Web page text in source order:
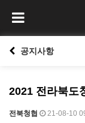
공지사항
2021 전라북도
전북청협 21-08-10